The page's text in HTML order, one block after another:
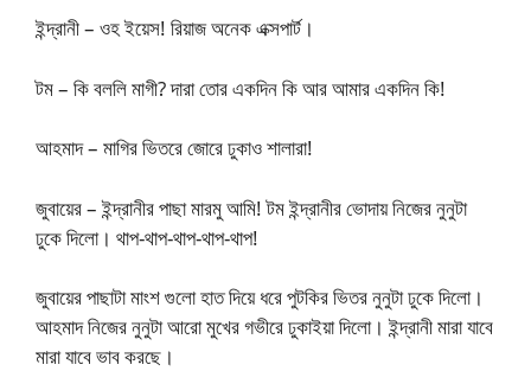
ইন্দ্রানী – ওহ ইয়েস! রিয়াজ অনেক এক্সপার্ট।
টম – কি বললি মাগী? দারা তোর একদিন কি আর আমার একদিন কি!
আহমাদ – মাগির ভিতরে জোরে ঢুকাও শালারা!
জুবায়ের – ইন্দ্রানীর পাছা মারমু আমি! টম ইন্দ্রানীর ভোদায় নিজের নুনুটা
ঢুকে দিলো। থাপ-থাপ-থাপ-থাপ-থাপ!
জুবায়ের পাছাটা মাংশ গুলো হাত দিয়ে ধরে পুটকির ভিতর নুনুটা ঢুকে দিলো।
আহমাদ নিজের নুনুটা আরো মুখের গভীরে ঢুকাইয়া দিলো। ইন্দ্রানী মারা যাবে
মারা যাবে ভাব করছে।